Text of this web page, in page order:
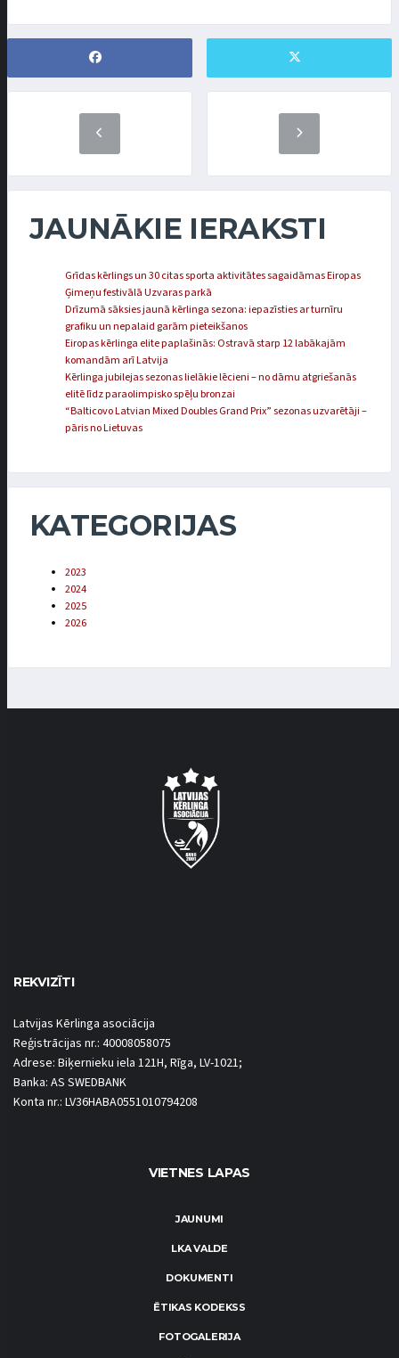
JAUNĀKIE IERAKSTI
Grīdas kērlings un 30 citas sporta aktivitātes sagaidāmas Eiropas
Ģimeņu festivālā Uzvaras parkā
Drīzumā sāksies jaunā kērlinga sezona: iepazīsties ar turnīru
grafiku un nepalaid garām pieteikšanos
Eiropas kērlinga elite paplašinās: Ostravā starp 12 labākajām
komandām arī Latvija
Kērlinga jubilejas sezonas lielākie lēcieni – no dāmu atgriešanās
elitē līdz paraolimpisko spēļu bronzai
“Balticovo Latvian Mixed Doubles Grand Prix” sezonas uzvarētāji –
pāris no Lietuvas
KATEGORIJAS
2023
2024
2025
2026
REKVIZĪTI
Latvijas Kērlinga asociācija
Reģistrācijas nr.: 40008058075
Adrese: Biķernieku iela 121H, Rīga, LV-1021;
Banka: AS SWEDBANK
Konta nr.: LV36HABA0551010794208
VIETNES LAPAS
JAUNUMI
LKA VALDE
DOKUMENTI
ĒTIKAS KODEKSS
FOTOGALERIJA